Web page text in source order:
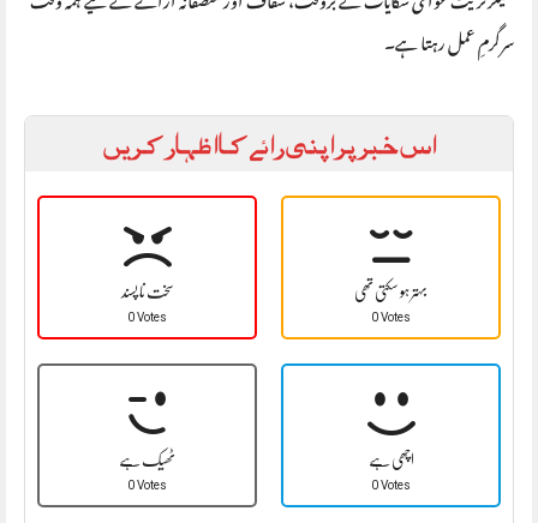
سرگرمِ عمل رہتا ہے۔
اس خبر پر اپنی رائے کا اظہار کریں
سخت نا پسند
0 Votes
بہتر ہو سکتی تھی
0 Votes
ٹھیک ہے
0 Votes
اچھی ہے
0 Votes